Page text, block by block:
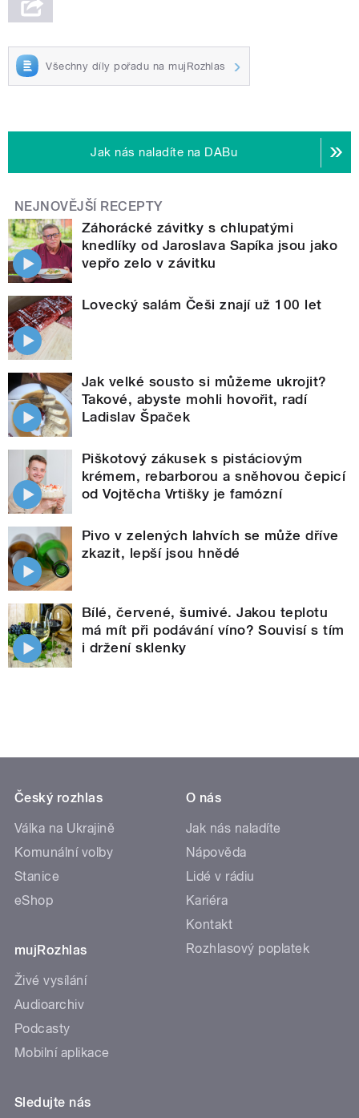
Všechny díly pořadu na mujRozhlas
Jak nás naladíte na DABu
NEJNOVĚJŠÍ RECEPTY
Záhorácké závitky s chlupatými
knedlíky od Jaroslava Sapíka jsou jako
vepřo zelo v závitku
Lovecký salám Češi znají už 100 let
Jak velké sousto si můžeme ukrojit?
Takové, abyste mohli hovořit, radí
Ladislav Špaček
Piškotový zákusek s pistáciovým
krémem, rebarborou a sněhovou čepicí
od Vojtěcha Vrtišky je famózní
Pivo v zelených lahvích se může dříve
zkazit, lepší jsou hnědé
Bílé, červené, šumivé. Jakou teplotu
má mít při podávání víno? Souvisí s tím
i držení sklenky
Český rozhlas
Válka na Ukrajině
Komunální volby
Stanice
eShop
mujRozhlas
Živé vysílání
Audioarchiv
Podcasty
Mobilní aplikace
O nás
Jak nás naladíte
Nápověda
Lidé v rádiu
Kariéra
Kontakt
Rozhlasový poplatek
Sledujte nás